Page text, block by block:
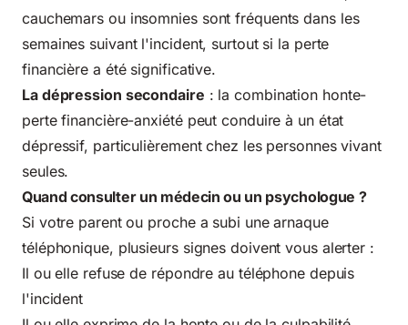
cauchemars ou insomnies sont fréquents dans les
semaines suivant l'incident, surtout si la perte
financière a été significative.
La dépression secondaire : la combination honte-
perte financière-anxiété peut conduire à un état
dépressif, particulièrement chez les personnes vivant
seules.
Quand consulter un médecin ou un psychologue ?
Si votre parent ou proche a subi une arnaque
téléphonique, plusieurs signes doivent vous alerter :
Il ou elle refuse de répondre au téléphone depuis
l'incident